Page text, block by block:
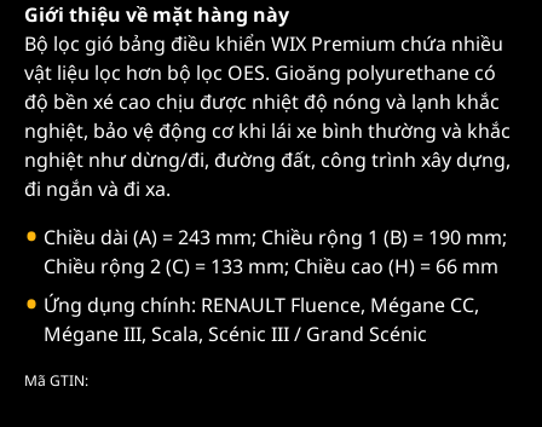
Giới thiệu về mặt hàng này
Bộ lọc gió bảng điều khiển WIX Premium chứa nhiều
vật liệu lọc hơn bộ lọc OES. Gioăng polyurethane có
độ bền xé cao chịu được nhiệt độ nóng và lạnh khắc
nghiệt, bảo vệ động cơ khi lái xe bình thường và khắc
nghiệt như dừng/đi, đường đất, công trình xây dựng,
đi ngắn và đi xa.
Chiều dài (A) = 243 mm; Chiều rộng 1 (B) = 190 mm;
Chiều rộng 2 (C) = 133 mm; Chiều cao (H) = 66 mm
Ứng dụng chính: RENAULT Fluence, Mégane CC,
Mégane III, Scala, Scénic III / Grand Scénic
Mã GTIN: